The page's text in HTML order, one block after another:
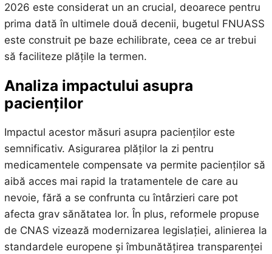
2026 este considerat un an crucial, deoarece pentru
prima dată în ultimele două decenii, bugetul FNUASS
este construit pe baze echilibrate, ceea ce ar trebui
să faciliteze plățile la termen.
Analiza impactului asupra
pacienților
Impactul acestor măsuri asupra pacienților este
semnificativ. Asigurarea plăților la zi pentru
medicamentele compensate va permite pacienților să
aibă acces mai rapid la tratamentele de care au
nevoie, fără a se confrunta cu întârzieri care pot
afecta grav sănătatea lor. În plus, reformele propuse
de CNAS vizează modernizarea legislației, alinierea la
standardele europene și îmbunătățirea transparenței